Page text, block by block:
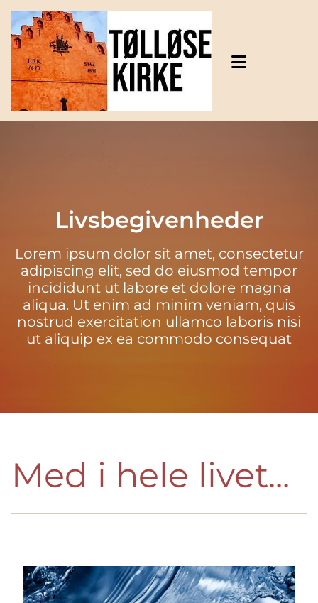
Gå til indhold
Livsbegivenheder
Lorem ipsum dolor sit amet, consectetur
adipiscing elit, sed do eiusmod tempor
incididunt ut labore et dolore magna
aliqua. Ut enim ad minim veniam, quis
nostrud exercitation ullamco laboris nisi
ut aliquip ex ea commodo consequat
Med i hele livet...